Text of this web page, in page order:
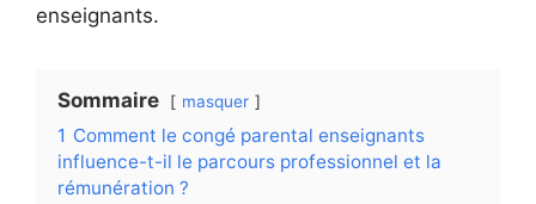
enseignants.
Sommaire masquer
1 Comment le congé parental enseignants
influence-t-il le parcours professionnel et la
rémunération ?